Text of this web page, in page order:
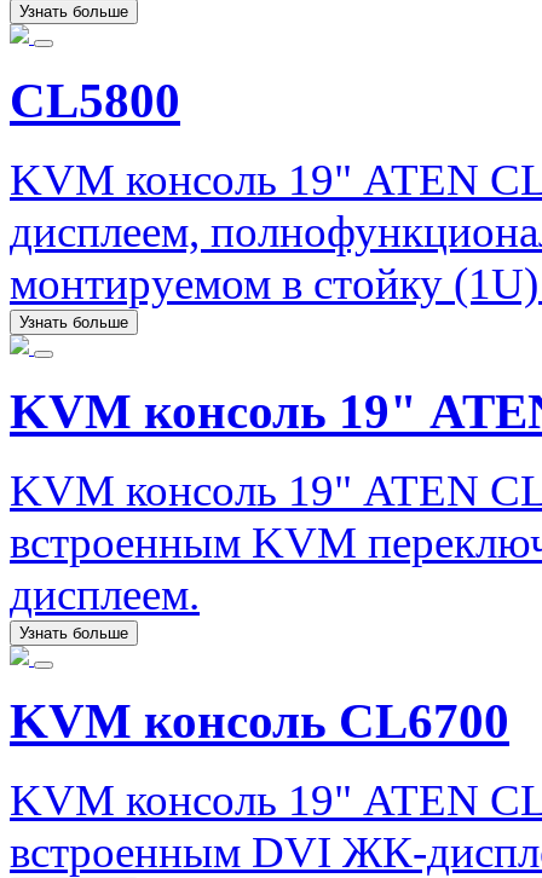
Узнать больше
CL5800
KVM консоль 19" ATEN
дисплеем,
монтируемом в стойку
Узнать больше
KVM консоль 19"
KVM консоль 19" ATEN
встроенным KVM
дисплеем.
Узнать больше
KVM консоль CL6700
KVM консоль 19" ATEN
встроенным DVI ЖК-